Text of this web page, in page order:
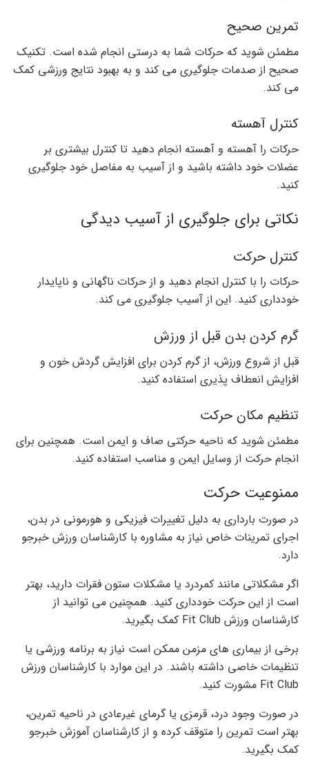
تمرین صحیح
مطمئن شوید که حرکات شما به درستی انجام شده است. تکنیک
صحیح از صدمات جلوگیری می کند و به بهبود نتایج ورزشی کمک
می کند.
کنترل آهسته
حرکات را آهسته و آهسته انجام دهید تا کنترل بیشتری بر
عضلات خود داشته باشید و از آسیب به مفاصل خود جلوگیری
کنید.
نکاتی برای جلوگیری از آسیب دیدگی
کنترل حرکت
حرکات را با کنترل انجام دهید و از حرکات ناگهانی و ناپایدار
خودداری کنید. این از آسیب جلوگیری می کند.
گرم کردن بدن قبل از ورزش
قبل از شروع ورزش، از گرم کردن برای افزایش گردش خون و
افزایش انعطاف پذیری استفاده کنید.
تنظیم مکان حرکت
مطمئن شوید که ناحیه حرکتی صاف و ایمن است. همچنین برای
انجام حرکت از وسایل ایمن و مناسب استفاده کنید.
ممنوعیت حرکت
در صورت بارداری به دلیل تغییرات فیزیکی و هورمونی در بدن،
اجرای تمرینات خاص نیاز به مشاوره با کارشناسان ورزش خبرجو
دارد.
اگر مشکلاتی مانند کمردرد یا مشکلات ستون فقرات دارید، بهتر
است از این حرکت خودداری کنید. همچنین می توانید از
کارشناسان ورزش Fit Club کمک بگیرید.
برخی از بیماری های مزمن ممکن است نیاز به برنامه ورزشی یا
تنظیمات خاصی داشته باشند. در این موارد با کارشناسان ورزش
Fit Club مشورت کنید.
در صورت وجود درد، قرمزی یا گرمای غیرعادی در ناحیه تمرین،
بهتر است تمرین را متوقف کرده و از کارشناسان آموزش خبرجو
کمک بگیرید.